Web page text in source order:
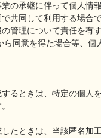
の承継に伴って個人情
で共同して利用する場
管理について責任を有
同意を得た場合等、
るときは、特定の個
たときは、当該匿名